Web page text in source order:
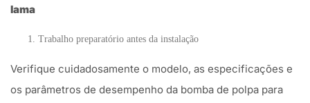
lama
Trabalho preparatório antes da instalação
Verifique cuidadosamente o modelo, as especificações e
os parâmetros de desempenho da bomba de polpa para